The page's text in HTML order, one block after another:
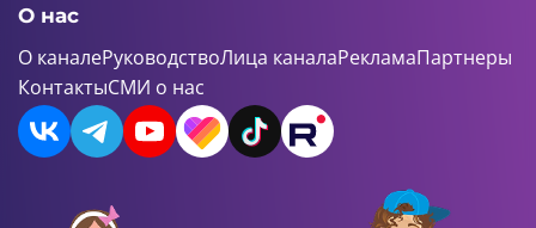
О нас
О каналеРуководствоЛица каналаРекламаПартнеры
КонтактыСМИ о нас